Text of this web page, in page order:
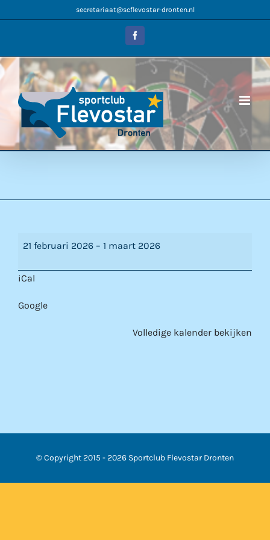
naar
secretariaat@scflevostar-dronten.nl
Facebook
Voorjaarsvakantie
21 februari 2026 – 1 maart 2026
iCal
Google
Volledige kalender bekijken
© Copyright 2015 -2026 Sportclub Flevostar Dronten